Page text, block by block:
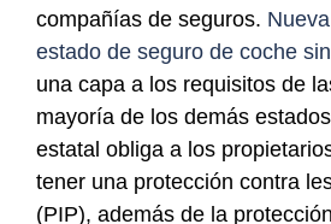
compañías de seguros.
estado de seguro de coche
una capa a los requisitos de
mayoría de los demás
estatal obliga a los
tener una protección contra
(PIP), además de la